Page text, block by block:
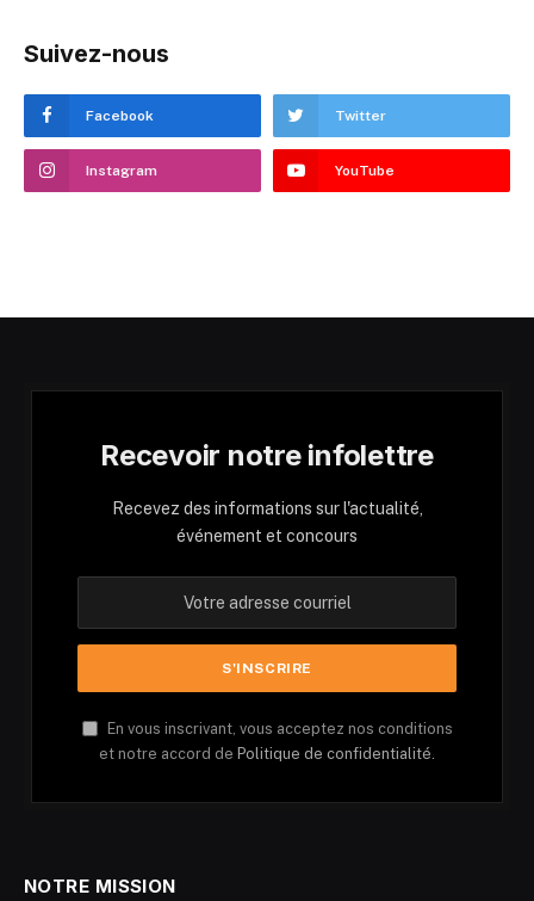
Suivez-nous
Facebook Twitter
Instagram YouTube
Recevoir notre infolettre
Recevez des informations sur l'actualité,
événement et concours
En vous inscrivant, vous acceptez nos conditions
et notre accord de Politique de confidentialité.
NOTRE MISSION